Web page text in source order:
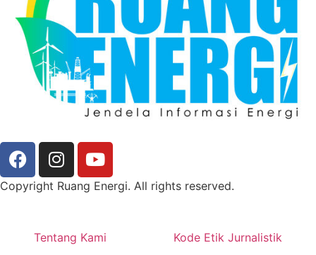
Copyright Ruang Energi. All rights reserved.
Tentang Kami Kode Etik Jurnalistik